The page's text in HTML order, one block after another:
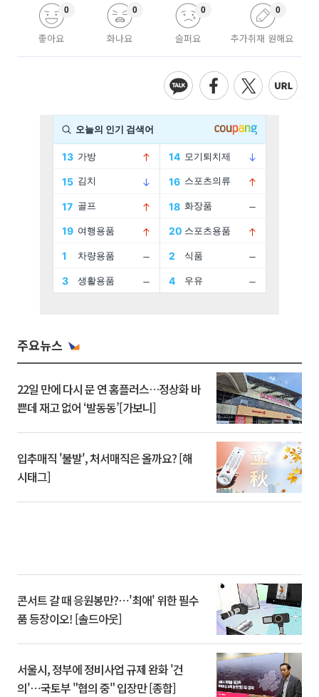
좋아요
0
화나요
0
슬퍼요
0
추가취재 원해요
0
주요뉴스
22일 만에 다시 문 연 홈플러스…정상화 바
쁜데 재고 없어 ‘발동동’[가보니]
입추매직 '불발', 처서매직은 올까요? [해
시태그]
콘서트 갈 때 응원봉만?⋯'최애' 위한 필수
품 등장이오! [솔드아웃]
서울시, 정부에 정비사업 규제 완화 '건
의'⋯국토부 "협의 중" 입장만 [종합]